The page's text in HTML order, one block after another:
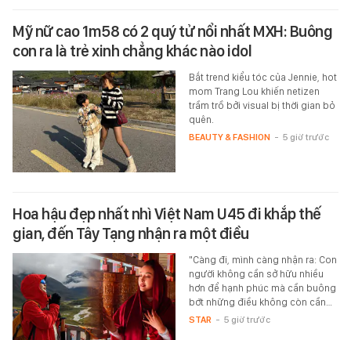
Mỹ nữ cao 1m58 có 2 quý tử nổi nhất MXH: Buông
con ra là trẻ xinh chẳng khác nào idol
Bắt trend kiểu tóc của Jennie, hot
mom Trang Lou khiến netizen
trầm trồ bởi visual bị thời gian bỏ
quên.
BEAUTY & FASHION - 5 giờ trước
Hoa hậu đẹp nhất nhì Việt Nam U45 đi khắp thế
gian, đến Tây Tạng nhận ra một điều
"Càng đi, mình càng nhận ra: Con
người không cần sở hữu nhiều
hơn để hạnh phúc mà cần buông
bớt những điều không còn cần…
STAR - 5 giờ trước